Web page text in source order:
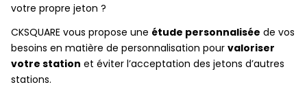
votre propre jeton ?
CKSQUARE vous propose une étude personnalisée de vos
besoins en matière de personnalisation pour valoriser
votre station et éviter l’acceptation des jetons d’autres
stations.